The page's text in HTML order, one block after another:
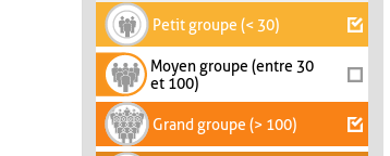
Petit groupe (< 30)
Moyen groupe (entre 30
et 100)
Grand groupe (> 100)